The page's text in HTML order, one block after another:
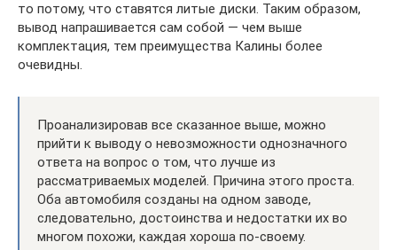
то потому, что ставятся литые диски. Таким образом,
вывод напрашивается сам собой — чем выше
комплектация, тем преимущества Калины более
очевидны.
Проанализировав все сказанное выше, можно
прийти к выводу о невозможности однозначного
ответа на вопрос о том, что лучше из
рассматриваемых моделей. Причина этого проста.
Оба автомобиля созданы на одном заводе,
следовательно, достоинства и недостатки их во
многом похожи, каждая хороша по-своему.